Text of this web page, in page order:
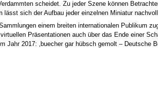
scheidet. Zu jeder Szene können
sich der Aufbau jeder einzelnen Miniatur
einem breiten internationalen Publikum
Präsentationen auch über das Ende einer
2017: ‚buecher gar hübsch gemolt – Deutsche